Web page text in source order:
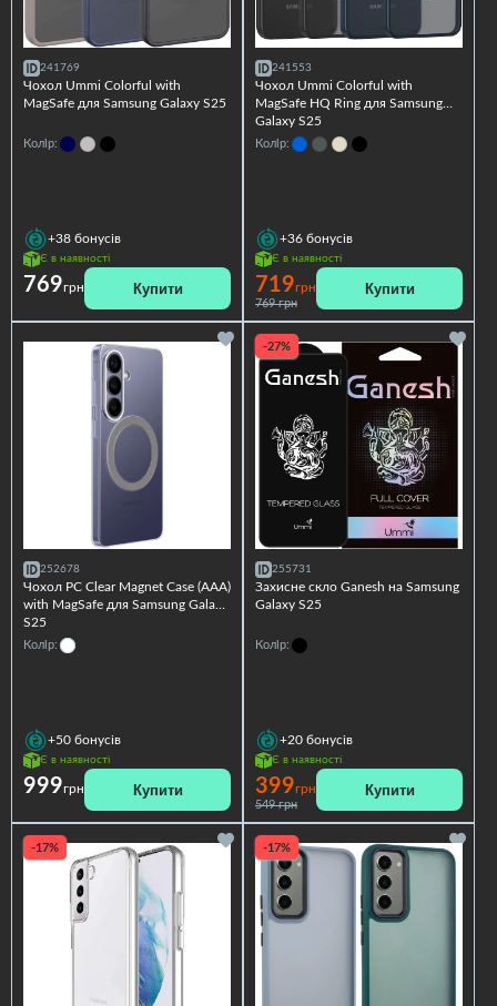
241769
Чохол Ummi Colorful with
MagSafe для Samsung Galaxy S25
Колір:
+38 бонусів
Є в наявності
769грн Купити
241553
Чохол Ummi Colorful with
MagSafe HQ Ring для Samsung
Galaxy S25
Колір:
+36 бонусів
Є в наявності
719грн
769 грн
Купити
252678
Чохол PC Clear Magnet Case (AAA)
with MagSafe для Samsung Galaxy
S25
Колір:
+50 бонусів
Є в наявності
999грн Купити
-27%
255731
Захисне скло Ganesh на Samsung
Galaxy S25
Колір:
+20 бонусів
Є в наявності
399грн
549 грн
Купити
-17% -17%